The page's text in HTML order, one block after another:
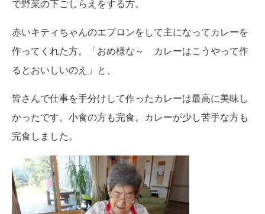
で野菜の下ごしらえをする方。
赤いキティちゃんのエプロンをして主になってカレーを
作ってくれた方。「おめ様な～ カレーはこうやって作
るとおいしいのえ」と、
皆さんで仕事を手分けして作ったカレーは最高に美味し
かったです。小食の方も完食。カレーが少し苦手な方も
完食しました。